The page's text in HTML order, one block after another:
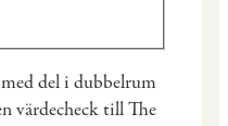
del i dubbelrum
värdecheck till The